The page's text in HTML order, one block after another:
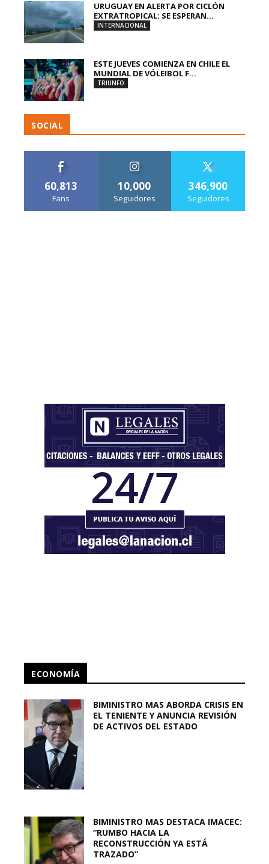
URUGUAY EN ALERTA POR CICLÓN
EXTRATROPICAL: SE ESPERAN...
INTERNACIONAL
ESTE JUEVES COMIENZA EN CHILE EL
MUNDIAL DE VÓLEIBOL F...
TRIUNFO
SOCIAL
60,813
Fans
10,000
Seguidores
346,900
Seguidores
ECONOMÍA
BIMINISTRO MAS ABORDA CRISIS EN
EL TENIENTE Y ANUNCIA REVISIÓN
DE ACTIVOS DEL ESTADO
BIMINISTRO MAS DESTACA IMACEC:
“RUMBO HACIA LA
RECONSTRUCCIÓN YA ESTÁ
TRAZADO”